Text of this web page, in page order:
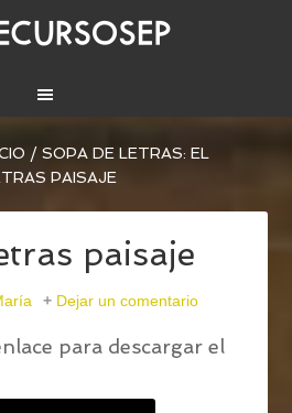
/ SOPA DE LETRAS: EL
PAISAJE
paisaje
Dejar un comentario
para descargar el